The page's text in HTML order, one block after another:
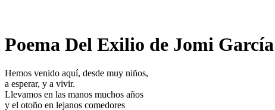
Poema Del Exilio de Jomi
Hemos venido aquí, desde muy niños,
a esperar, y a vivir.
Llevamos en las manos muchos años
y el otoño en lejanos comedores